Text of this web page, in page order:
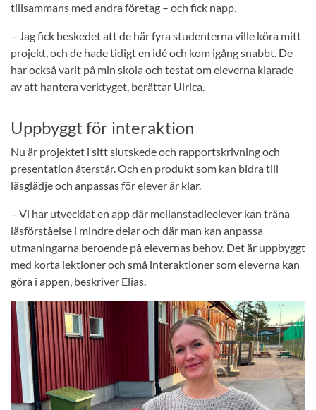
tillsammans med andra företag – och fick napp.
– Jag fick beskedet att de här fyra studenterna ville köra mitt
projekt, och de hade tidigt en idé och kom igång snabbt. De
har också varit på min skola och testat om eleverna klarade
av att hantera verktyget, berättar Ulrica.
Uppbyggt för interaktion
Nu är projektet i sitt slutskede och rapportskrivning och
presentation återstår. Och en produkt som kan bidra till
läsglädje och anpassas för elever är klar.
– Vi har utvecklat en app där mellanstadieelever kan träna
läsförståelse i mindre delar och där man kan anpassa
utmaningarna beroende på elevernas behov. Det är uppbyggt
med korta lektioner och små interaktioner som eleverna kan
göra i appen, beskriver Elias.